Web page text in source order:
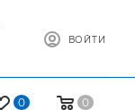
ВОЙТИ
0 0